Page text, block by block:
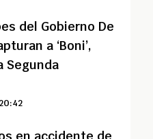
del Gobierno De
a ‘Boni’,
Segunda